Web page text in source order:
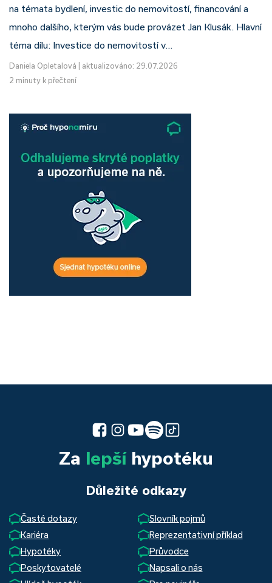
na témata bydlení, investic do nemovitostí, financování a
mnoho dalšího, kterým vás bude provázet Jan Klusák. Hlavní
téma dílu: Investice do nemovitostí v…
Daniela Opletalová
aktualizováno: 29.07.2026
2 minuty k přečtení
Za lepšíhypotéku
Důležité odkazy
Časté dotazy
Slovník pojmů
Kariéra
Reprezentativní příklad
Hypotéky
Průvodce
Poskytovatelé
Napsali o nás